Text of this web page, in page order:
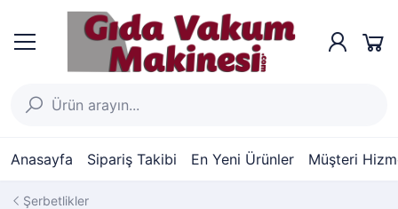
Anasayfa Sipariş Takibi En Yeni Ürünler Müşteri
Şerbetlikler